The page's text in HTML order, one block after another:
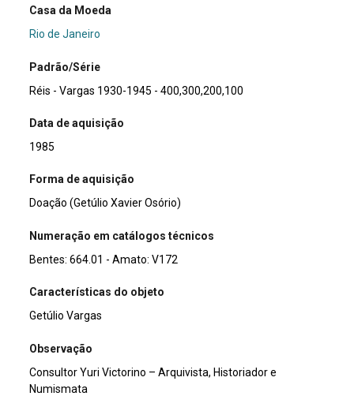
Casa da Moeda
Rio de Janeiro
Padrão/Série
Réis - Vargas 1930-1945 - 400,300,200,100
Data de aquisição
1985
Forma de aquisição
Doação (Getúlio Xavier Osório)
Numeração em catálogos técnicos
Bentes: 664.01 - Amato: V172
Características do objeto
Getúlio Vargas
Observação
Consultor Yuri Victorino – Arquivista, Historiador e
Numismata